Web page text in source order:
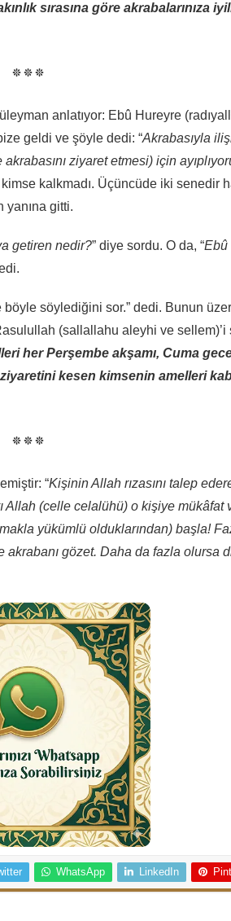
sırasına göre akrabalarınıza
* * *
anlatıyor: Ebû Hureyre
geldi ve şöyle dedi: “Akrabasıyla
ziyaret etmesi) için
kalkmadı. Üçüncüde iki senedir
yanına gitti.
getiren nedir?” diye sordu. O da, “Ebû
böyle söylediğini sor.” dedi. Bunun
(sallallahu aleyhi ve sellem)’i
her Perşembe akşamı, Cuma
kesen kimsenin amelleri
* * *
“Kişinin Allah rızasını talep
Allah (celle celalühü) o kişiye mükâfat
yükümlü olduklarından) başla!
akrabanı gözet. Daha da fazla olursa
WhatsApp LinkedIn